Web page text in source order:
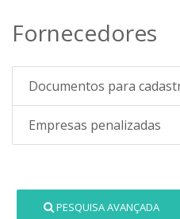
Fornecedores
Documentos para
Empresas penalizadas
PESQUISA AVANÇADA